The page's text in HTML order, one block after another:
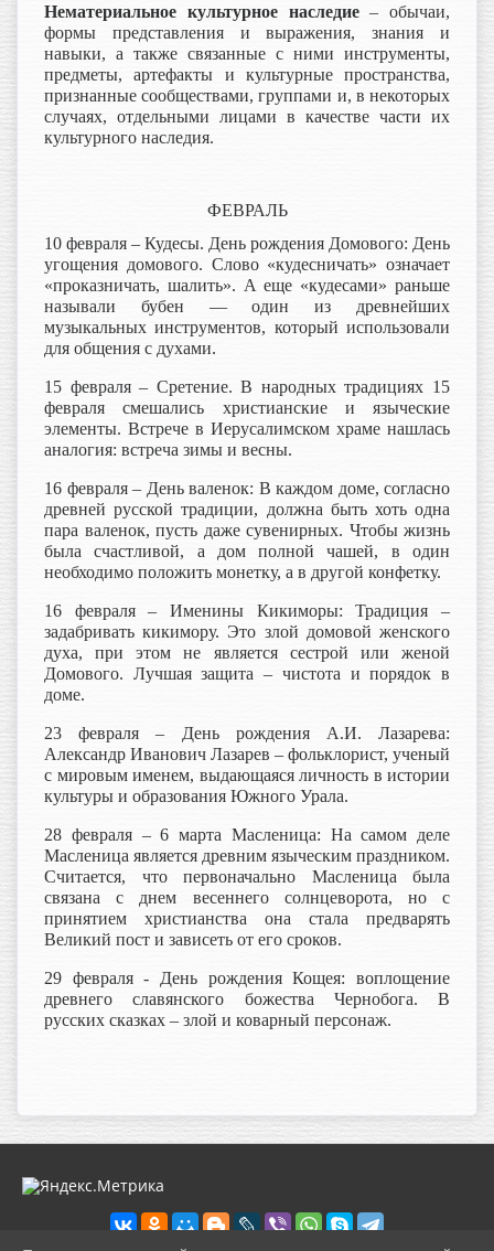
Нематериальное культурное наследие– обычаи,
формы представления и выражения, знания и
навыки, а также связанные с ними инструменты,
предметы, артефакты и культурные пространства,
признанные сообществами, группами и, в некоторых
случаях, отдельными лицами в качестве части их
культурного наследия.
ФЕВРАЛЬ
10 февраля – Кудесы. День рождения Домового: День
угощения домового. Слово «кудесничать» означает
«проказничать, шалить». А еще «кудесами» раньше
называли бубен — один из древнейших
музыкальных инструментов, который использовали
для общения с духами.
15 февраля – Сретение. В народных традициях 15
февраля смешались христианские и языческие
элементы. Встрече в Иерусалимском храме нашлась
аналогия: встреча зимы и весны.
16 февраля – День валенок: В каждом доме, согласно
древней русской традиции, должна быть хоть одна
пара валенок, пусть даже сувенирных. Чтобы жизнь
была счастливой, а дом полной чашей, в один
необходимо положить монетку, а в другой конфетку.
16 февраля – Именины Кикиморы: Традиция –
задабривать кикимору. Это злой домовой женского
духа, при этом не является сестрой или женой
Домового. Лучшая защита – чистота и порядок в
доме.
23 февраля – День рождения А.И. Лазарева:
Александр Иванович Лазарев – фольклорист, ученый
с мировым именем, выдающаяся личность в истории
культуры и образования Южного Урала.
28 февраля – 6 марта Масленица: На самом деле
Масленица является древним языческим праздником.
Считается, что первоначально Масленица была
связана с днем весеннего солнцеворота, но с
принятием христианства она стала предварять
Великий пост и зависеть от его сроков.
29 февраля - День рождения Кощея: воплощение
древнего славянского божества Чернобога. В
русских сказках – злой и коварный персонаж.